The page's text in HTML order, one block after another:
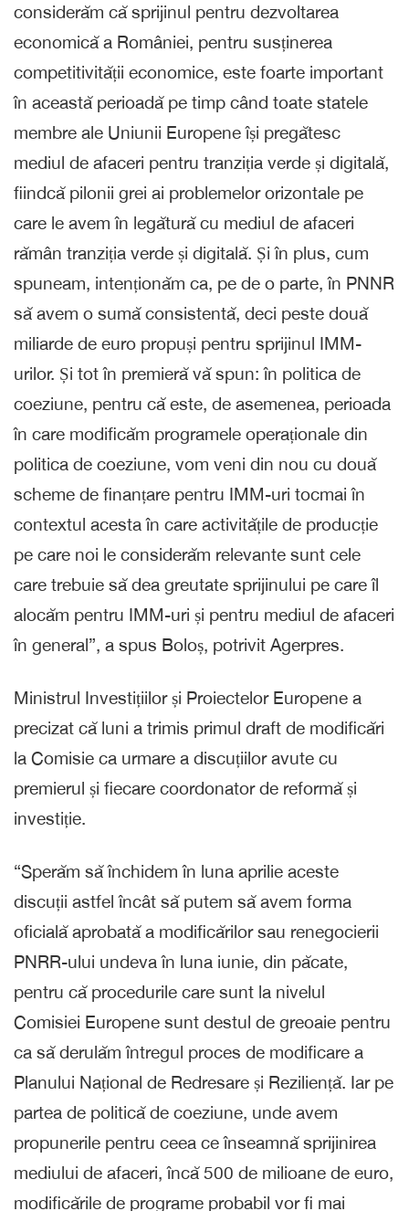
considerăm că sprijinul pentru dezvoltarea
economică a României, pentru susținerea
competitivității economice, este foarte important
în această perioadă pe timp când toate statele
membre ale Uniunii Europene își pregătesc
mediul de afaceri pentru tranziția verde și digitală,
fiindcă pilonii grei ai problemelor orizontale pe
care le avem în legătură cu mediul de afaceri
rămân tranziția verde și digitală. Și în plus, cum
spuneam, intenționăm ca, pe de o parte, în PNNR
să avem o sumă consistentă, deci peste două
miliarde de euro propuși pentru sprijinul IMM-
urilor. Și tot în premieră vă spun: în politica de
coeziune, pentru că este, de asemenea, perioada
în care modificăm programele operaționale din
politica de coeziune, vom veni din nou cu două
scheme de finanțare pentru IMM-uri tocmai în
contextul acesta în care activitățile de producție
pe care noi le considerăm relevante sunt cele
care trebuie să dea greutate sprijinului pe care îl
alocăm pentru IMM-uri și pentru mediul de afaceri
în general”, a spus Boloș, potrivit Agerpres.
Ministrul Investițiilor și Proiectelor Europene a
precizat că luni a trimis primul draft de modificări
la Comisie ca urmare a discuțiilor avute cu
premierul și fiecare coordonator de reformă și
investiție.
“Sperăm să închidem în luna aprilie aceste
discuții astfel încât să putem să avem forma
oficială aprobată a modificărilor sau renegocierii
PNRR-ului undeva în luna iunie, din păcate,
pentru că procedurile care sunt la nivelul
Comisiei Europene sunt destul de greoaie pentru
ca să derulăm întregul proces de modificare a
Planului Național de Redresare și Reziliență. Iar pe
partea de politică de coeziune, unde avem
propunerile pentru ceea ce înseamnă sprijinirea
mediului de afaceri, încă 500 de milioane de euro,
modificările de programe probabil vor fi mai